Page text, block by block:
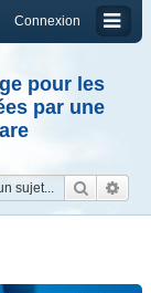
Connexion
pour les
par une